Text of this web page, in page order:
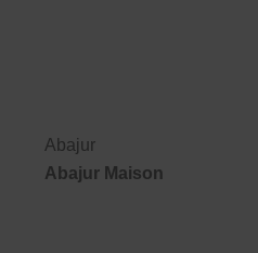
Abajur
Abajur Maison